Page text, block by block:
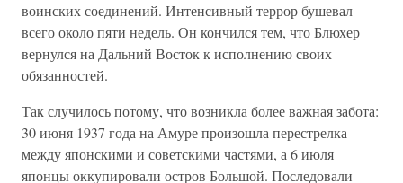
воинских соединений. Интенсивный террор бушевал
всего около пяти недель. Он кончился тем, что Блюхер
вернулся на Дальний Восток к исполнению своих
обязанностей.
Так случилось потому, что возникла более важная забота:
30 июня 1937 года на Амуре произошла перестрелка
между японскими и советскими частями, а 6 июля
японцы оккупировали остров Большой. Последовали